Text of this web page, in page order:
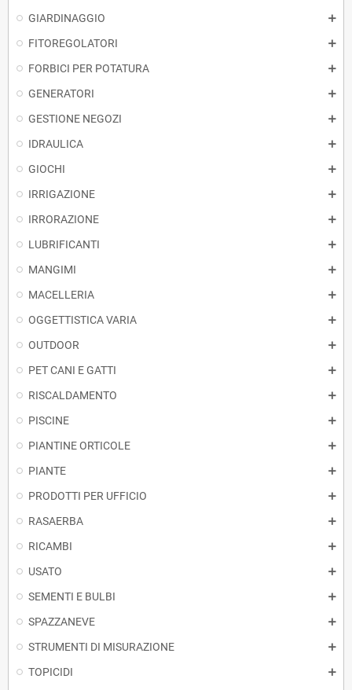
GIARDINAGGIO
FITOREGOLATORI
FORBICI PER POTATURA
GENERATORI
GESTIONE NEGOZI
IDRAULICA
GIOCHI
IRRIGAZIONE
IRRORAZIONE
LUBRIFICANTI
MANGIMI
MACELLERIA
OGGETTISTICA VARIA
OUTDOOR
PET CANI E GATTI
RISCALDAMENTO
PISCINE
PIANTINE ORTICOLE
PIANTE
PRODOTTI PER UFFICIO
RASAERBA
RICAMBI
USATO
SEMENTI E BULBI
SPAZZANEVE
STRUMENTI DI MISURAZIONE
TOPICIDI